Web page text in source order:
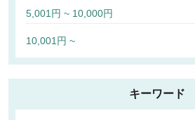
5,001円 ~ 10,000円
10,001円 ~
キーワード